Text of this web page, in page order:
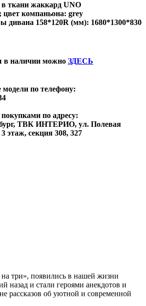
ткани жаккард UNO
компаньона: grey
дивана 158*120R (мм): 1680*1300*830
в наличии можно ЗДЕСЬ
по телефону:
по адресу:
ТВК ИНТЕРИО, ул. Полевая
этаж, секция 308, 327
три», появились в нашей жизни
назад и стали героями анекдотов и
рассказов об уютной и современной